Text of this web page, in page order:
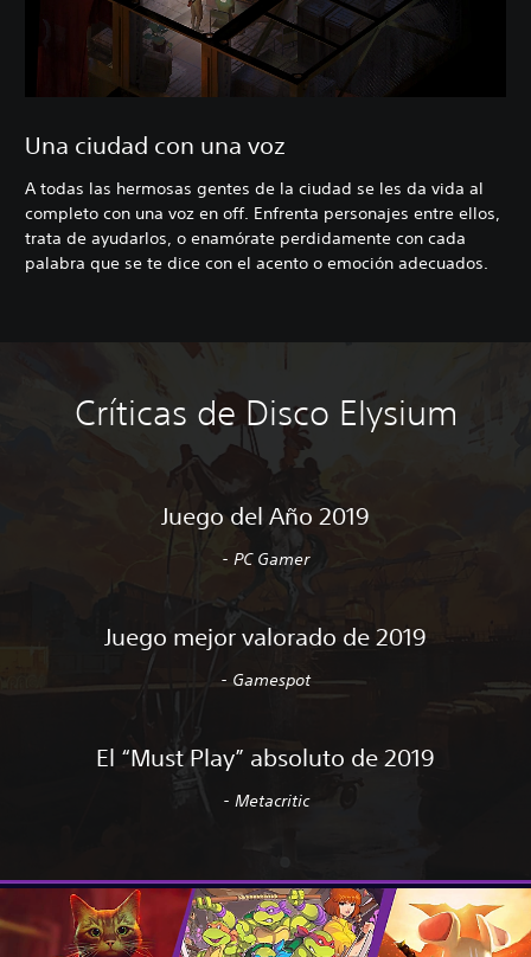
Una ciudad con una voz
A todas las hermosas gentes de la ciudad se les da vida al
completo con una voz en off. Enfrenta personajes entre ellos,
trata de ayudarlos, o enamórate perdidamente con cada
palabra que se te dice con el acento o emoción adecuados.
Críticas de Disco Elysium
Juego del Año 2019
- PC Gamer
Juego mejor valorado de 2019
- Gamespot
El “Must Play” absoluto de 2019
- Metacritic